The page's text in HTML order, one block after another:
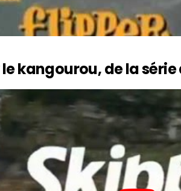
le kangourou, de la